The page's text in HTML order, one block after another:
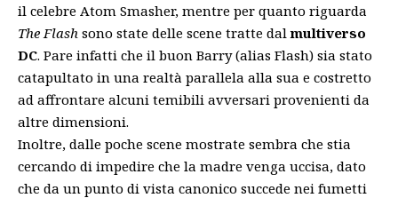
il celebre Atom Smasher, mentre per quanto riguarda
The Flash sono state delle scene tratte dalmultiverso
DC. Pare infatti che il buon Barry (alias Flash) sia stato
catapultato in una realtà parallela alla sua e costretto
ad affrontare alcuni temibili avversari provenienti da
altre dimensioni.
Inoltre, dalle poche scene mostrate sembra che stia
cercando di impedire che la madre venga uccisa, dato
che da un punto di vista canonico succede nei fumetti